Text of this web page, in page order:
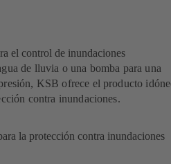
el control de inundaciones
de lluvia o una bomba para una
KSB ofrece el producto
contra inundaciones.
la protección contra inundaciones